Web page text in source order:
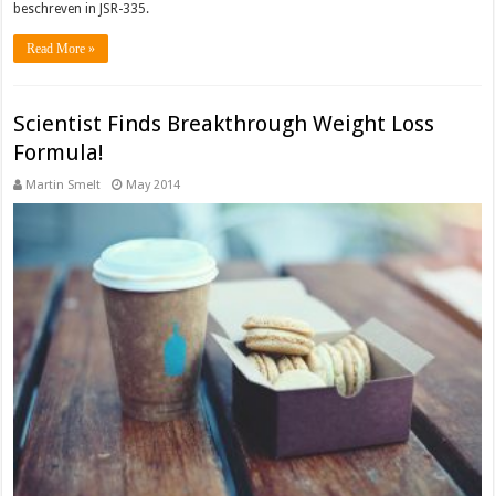
beschreven in JSR-335.
Read More »
Scientist Finds Breakthrough Weight Loss
Formula!
Martin Smelt May 2014